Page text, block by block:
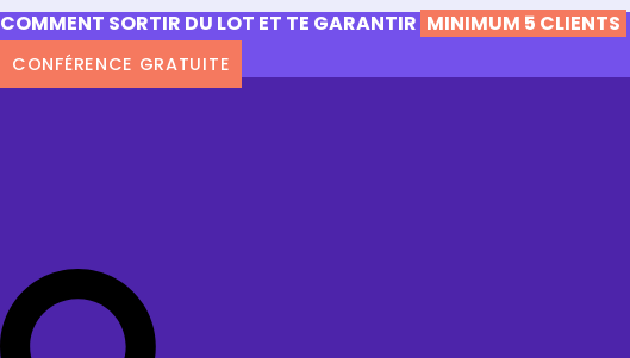
COMMENT SORTIR DU LOT ET TE GARANTIR MINIMUM 5 CLIENTS
CONFÉRENCE GRATUITE